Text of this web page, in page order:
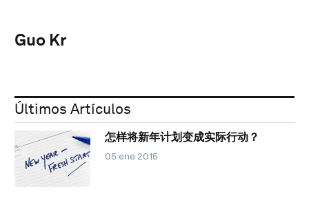
Guo Kr
Últimos Artículos
怎样将新年计划变成实际行动？
05 ene 2015